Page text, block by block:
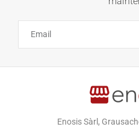
Enosis Sàrl,